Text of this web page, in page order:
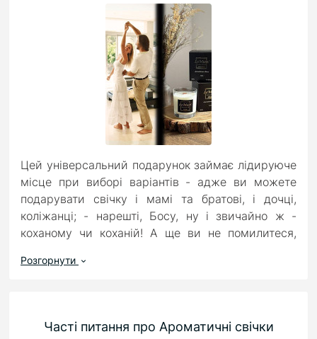
Цей універсальний подарунок займає лідируюче
місце при виборі варіантів - адже ви можете
подарувати свічку і мамі та братові, і дочці,
коліжанці; - нарешті, Босу, ну і звичайно ж -
коханому чи коханій! А ще ви не помилитеся,
приємним запахом для дружини на День
доречною!
Розгорнути
Часті питання про Ароматичні свічки